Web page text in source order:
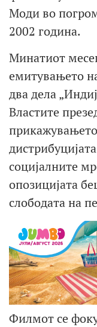
Моди во
2002 година.
Минатиот
емитувањето
два дела
Властите
социјалните
опозицијата
слободата на
Филмот се